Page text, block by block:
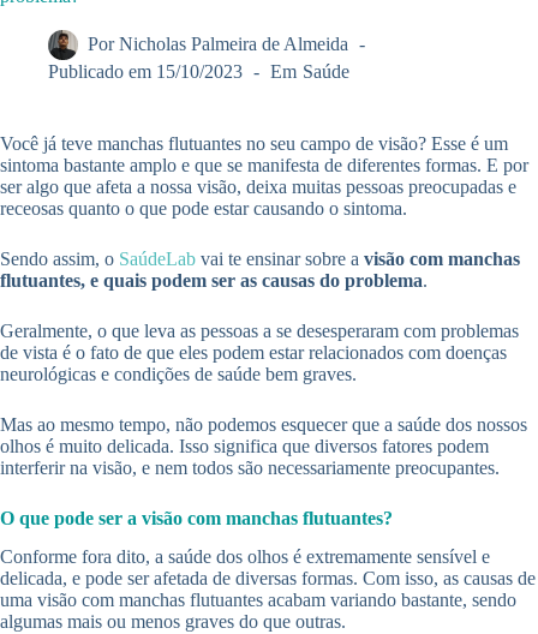
Por Nicholas Palmeira de Almeida
Publicado em 15/10/2023 Em Saúde
Você já teve manchas flutuantes no seu campo de visão? Esse é um
sintoma bastante amplo e que se manifesta de diferentes formas. E por
ser algo que afeta a nossa visão, deixa muitas pessoas preocupadas e
receosas quanto o que pode estar causando o sintoma.
Sendo assim, o SaúdeLab vai te ensinar sobre a visão com manchas
flutuantes, e quais podem ser as causas do problema.
Geralmente, o que leva as pessoas a se desesperaram com problemas
de vista é o fato de que eles podem estar relacionados com doenças
neurológicas e condições de saúde bem graves.
Mas ao mesmo tempo, não podemos esquecer que a saúde dos nossos
olhos é muito delicada. Isso significa que diversos fatores podem
interferir na visão, e nem todos são necessariamente preocupantes.
O que pode ser a visão com manchas flutuantes?
Conforme fora dito, a saúde dos olhos é extremamente sensível e
delicada, e pode ser afetada de diversas formas. Com isso, as causas de
uma visão com manchas flutuantes acabam variando bastante, sendo
algumas mais ou menos graves do que outras.